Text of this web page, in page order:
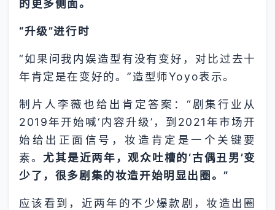
的更多侧面。
“升级”进行时
“如果问我内娱造型有没有变好，对比过去十
年肯定是在变好的。”造型师Yoyo表示。
制片人李薇也给出肯定答案：“剧集行业从
2019年开始喊‘内容升级’，到2021年市场开
始给出正面信号，妆造肯定是一个关键要
素。 尤其是近两年，观众吐槽的‘古偶丑男’变
少了，很多剧集的妆造开始明显出圈。”
应该看到，近两年的不少爆款剧，妆造出圈